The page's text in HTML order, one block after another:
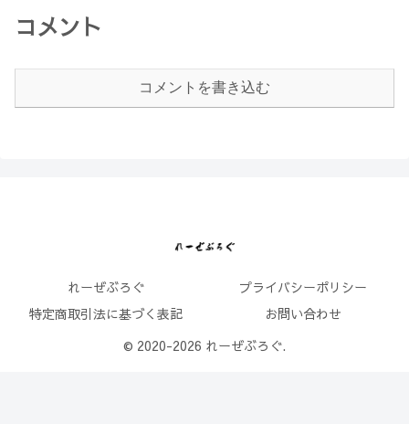
コメント
コメントを書き込む
れーぜぶろぐ
プライバシーポリシー
特定商取引法に基づく表記
お問い合わせ
© 2020-2026 れーぜぶろぐ.